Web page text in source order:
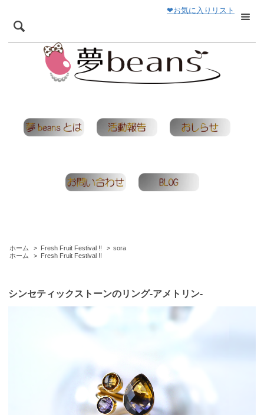
❤お気に入りリスト
ホーム > Fresh Fruit Festival !! > sora
ホーム
> Fresh Fruit Festival !!
シンセティックストーンのリング-アメトリン-